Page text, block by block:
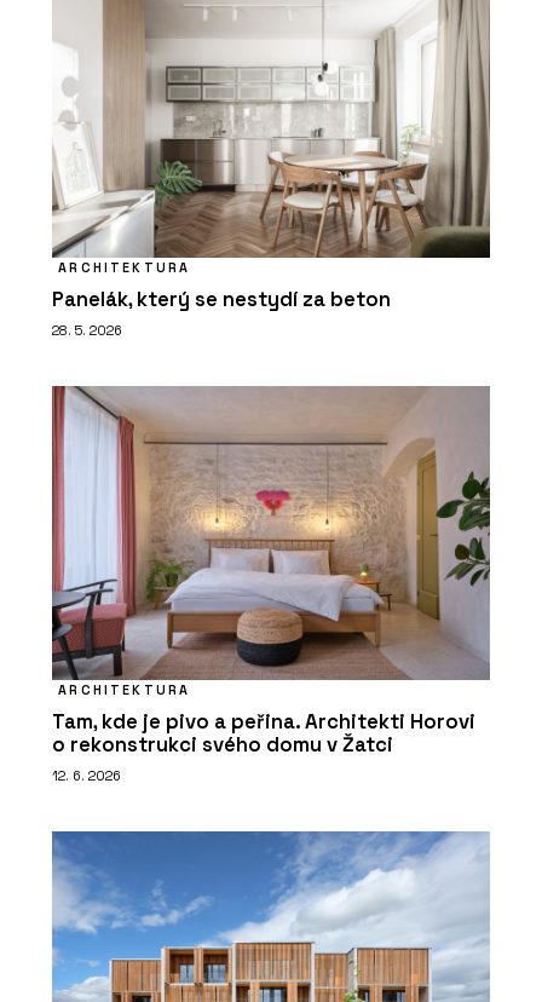
ARCHITEKTURA
Panelák, který se nestydí za beton
28. 5. 2026
ARCHITEKTURA
Tam, kde je pivo a peřina. Architekti Horovi
o rekonstrukci svého domu v Žatci
12. 6. 2026